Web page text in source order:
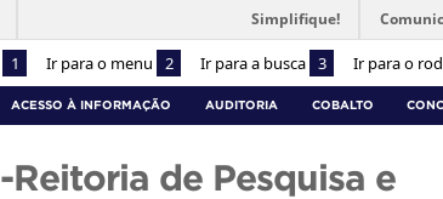
1 Ir para o menu 2 Ir para a busca 3 Ir para o
Simplifique!
ACESSO À INFORMAÇÃO AUDITORIA COBALTO
Reitoria de Pesquisa e